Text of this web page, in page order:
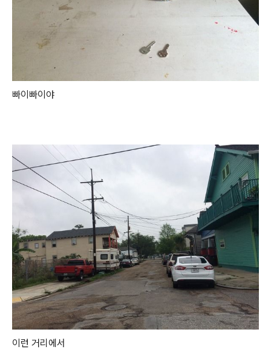
빠이빠이야
이런 거리에서